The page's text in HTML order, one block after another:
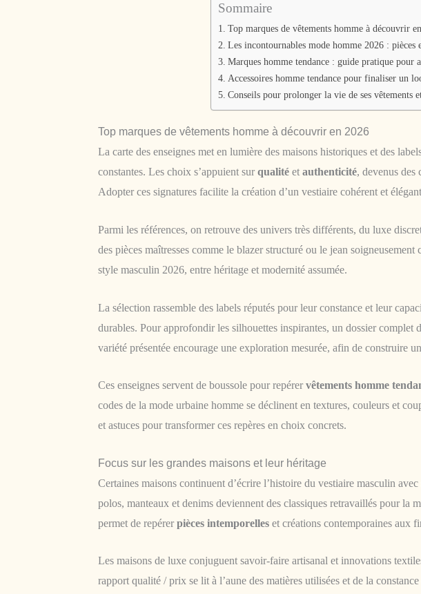
Sommaire
Top marques de vêtements homme à découvrir
Les incontournables mode homme 2026 : pièces
Marques homme tendance : guide pratique pour
Accessoires homme tendance pour finaliser un
Conseils pour prolonger la vie de ses vêtements
Top marques de vêtements homme à découvrir en 2026
La carte des enseignes met en lumière des maisons historiques et des
constantes. Les choix s’appuient sur qualité et authenticité, devenus des
Adopter ces signatures facilite la création d’un vestiaire cohérent et
Parmi les références, on retrouve des univers très différents, du luxe
des pièces maîtresses comme le blazer structuré ou le jean
style masculin 2026, entre héritage et modernité assumée.
La sélection rassemble des labels réputés pour leur constance et leur
durables. Pour approfondir les silhouettes inspirantes, un dossier complet
variété présentée encourage une exploration mesurée, afin de construire
Ces enseignes servent de boussole pour repérer vêtements homme
codes de la mode urbaine homme se déclinent en textures, couleurs et
et astuces pour transformer ces repères en choix concrets.
Focus sur les grandes maisons et leur héritage
Certaines maisons continuent d’écrire l’histoire du vestiaire masculin
polos, manteaux et denims deviennent des classiques retravaillés pour la
permet de repérer pièces intemporelles et créations contemporaines aux
Les maisons de luxe conjuguent savoir-faire artisanal et innovations
rapport qualité / prix se lit à l’aune des matières utilisées et de la